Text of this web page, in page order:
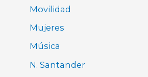
Movilidad
Mujeres
Música
N. Santander